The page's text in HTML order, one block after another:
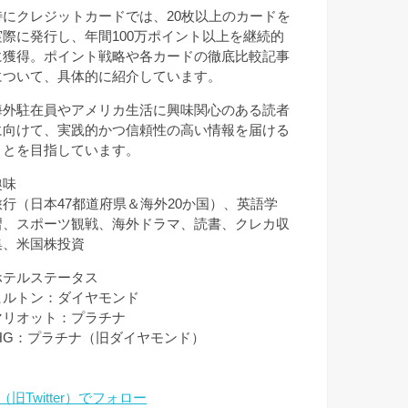
にクレジットカードでは、20枚以上のカードを
際に発行し、年間100万ポイント以上を継続的
獲得。ポイント戦略や各カードの徹底比較記事
いて、具体的に紹介しています。
外駐在員やアメリカ生活に興味関心のある読者
向けて、実践的かつ信頼性の高い情報を届ける
を目指しています。
味
行（日本47都道府県＆海外20か国）、英語学
、スポーツ観戦、海外ドラマ、読書、クレカ収
、米国株投資
テルステータス
ルトン：ダイヤモンド
リオット：プラチナ
：プラチナ（旧ダイヤモンド）
旧Twitter）でフォロー